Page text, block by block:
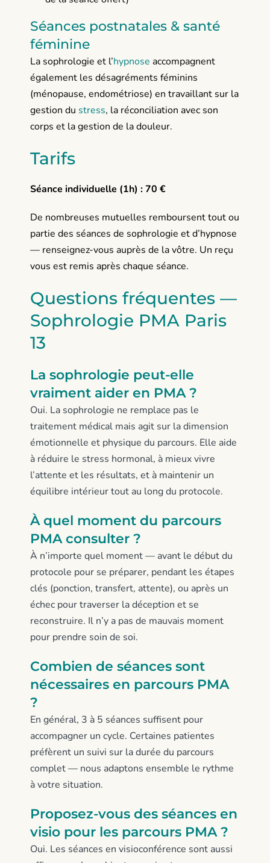
Séances postnatales & santé
féminine
La sophrologie et l’hypnose accompagnent
également les désagréments féminins
(ménopause, endométriose) en travaillant sur la
gestion du stress, la réconciliation avec son
corps et la gestion de la douleur.
Tarifs
Séance individuelle (1h) : 70 €
De nombreuses mutuelles remboursent tout ou
partie des séances de sophrologie et d’hypnose
— renseignez-vous auprès de la vôtre. Un reçu
vous est remis après chaque séance.
Questions fréquentes —
Sophrologie PMA Paris
13
La sophrologie peut-elle
vraiment aider en PMA ?
Oui. La sophrologie ne remplace pas le
traitement médical mais agit sur la dimension
émotionnelle et physique du parcours. Elle aide
à réduire le stress hormonal, à mieux vivre
l’attente et les résultats, et à maintenir un
équilibre intérieur tout au long du protocole.
À quel moment du parcours
PMA consulter ?
À n’importe quel moment — avant le début du
protocole pour se préparer, pendant les étapes
clés (ponction, transfert, attente), ou après un
échec pour traverser la déception et se
reconstruire. Il n’y a pas de mauvais moment
pour prendre soin de soi.
Combien de séances sont
nécessaires en parcours PMA
?
En général, 3 à 5 séances suffisent pour
accompagner un cycle. Certaines patientes
préfèrent un suivi sur la durée du parcours
complet — nous adaptons ensemble le rythme
à votre situation.
Proposez-vous des séances en
visio pour les parcours PMA ?
Oui. Les séances en visioconférence sont aussi